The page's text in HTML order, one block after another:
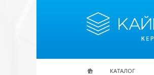
КАТАЛОГ